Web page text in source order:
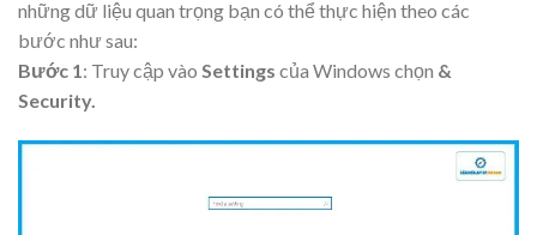
những dữ liệu quan trọng bạn có thể thực hiện theo các
bước như sau:
Bước 1: Truy cập vào Settings của Windows chọn &
Security.